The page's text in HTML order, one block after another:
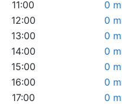
11:00
0
12:00
0
13:00
0
14:00
0
15:00
0
16:00
0
17:00
0